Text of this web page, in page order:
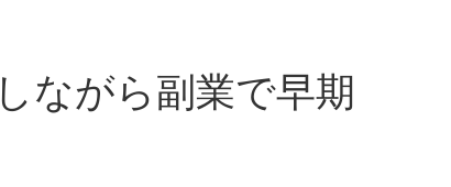
ながら副業で早期